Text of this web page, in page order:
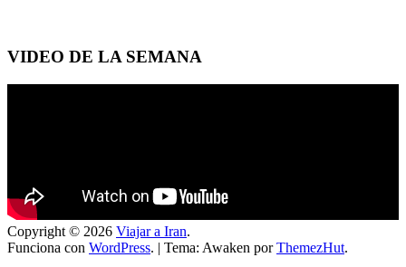
VIDEO DE LA SEMANA
Copyright © 2026 Viajar a Iran.
Funciona con WordPress. | Tema: Awaken porThemezHut.